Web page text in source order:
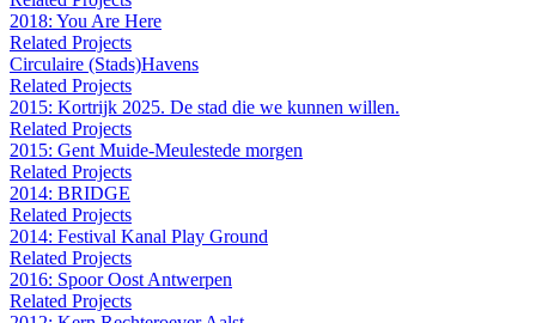
2018: You Are Here
Related Projects
Circulaire (Stads)Havens
Related Projects
2015: Kortrijk 2025. De stad die we kunnen willen.
Related Projects
2015: Gent Muide-Meulestede morgen
Related Projects
2014: BRIDGE
Related Projects
2014: Festival Kanal Play Ground
Related Projects
2016: Spoor Oost Antwerpen
Related Projects